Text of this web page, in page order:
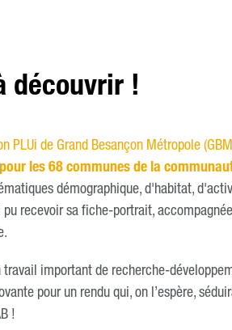
découvrir !
de Grand Besançon Métropole
pour les 68 communes de la
démographique, d'habitat,
recevoir sa fiche-portrait,
important de recherche-
pour un rendu qui, on l’espère,
!